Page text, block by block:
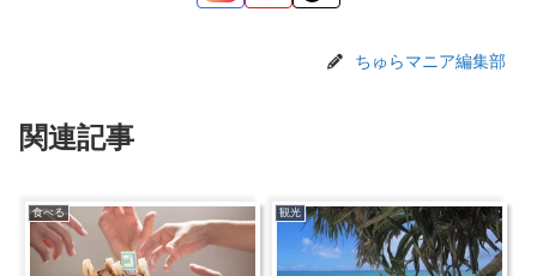
ちゅらマニア編集部
関連記事
食べる 観光